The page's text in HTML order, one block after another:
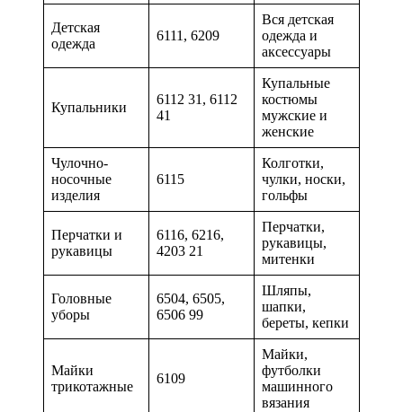
Детская
одежда
6111, 6209
Вся детская
одежда и
аксессуары
Купальники
6112 31, 6112
41
Купальные
костюмы
мужские и
женские
Чулочно-
носочные
изделия
6115
Колготки,
чулки, носки,
гольфы
Перчатки и
рукавицы
6116, 6216,
4203 21
Перчатки,
рукавицы,
митенки
Головные
уборы
6504, 6505,
6506 99
Шляпы,
шапки,
береты, кепки
Майки
трикотажные
6109
Майки,
футболки
машинного
вязания